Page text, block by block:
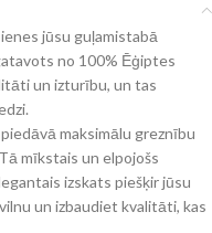
jūsu guļamistabā
no 100% Ēģiptes
un izturību, un tas
maksimālu greznību
mīkstais un elpojošs
izskats piešķir jūsu
un izbaudiet kvalitāti, kas